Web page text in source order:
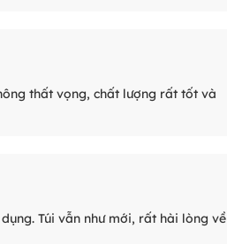
thất vọng, chất lượng rất tốt và
Túi vẫn như mới, rất hài lòng về